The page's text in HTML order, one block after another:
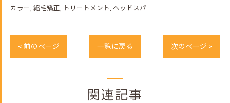
カラー 縮毛矯正 トリートメント ヘッドスパ
< 前のページ 一覧に戻る 次のページ >
関連記事